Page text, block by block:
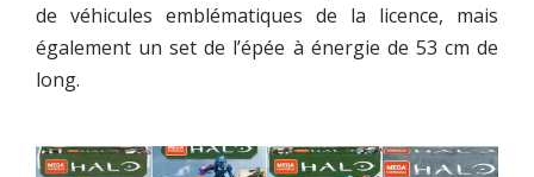
de véhicules emblématiques de la licence, mais
également un set de l’épée à énergie de 53 cm de
long.